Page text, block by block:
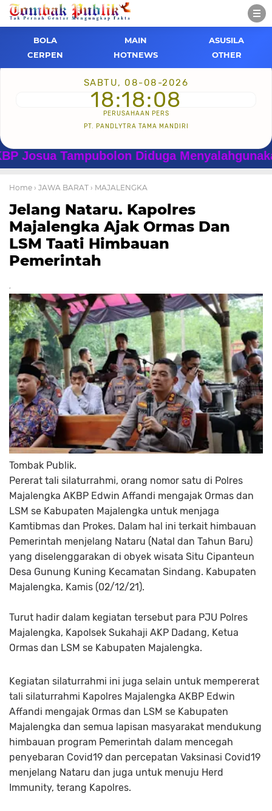
BOLA MAIN
ASUSILA
CERPEN
HOTNEWS OTHER
SABTU, 08-08-2026
18:18:09
PERUSAHAAN PERS
PT. PANDLYTRA TAMA MANDIRI
Tampubolon Diduga Menyalahgunakan
Home › JAWA BARAT › MAJALENGKA
Jelang Nataru. Kapolres
Majalengka Ajak Ormas Dan
LSM Taati Himbauan
Pemerintah
Tombak Publik.
Pererat tali silaturrahmi, orang nomor satu di Polres
Majalengka AKBP Edwin Affandi mengajak Ormas dan
LSM se Kabupaten Majalengka untuk menjaga
Kamtibmas dan Prokes. Dalam hal ini terkait himbauan
Pemerintah menjelang Nataru (Natal dan Tahun Baru)
yang diselenggarakan di obyek wisata Situ Cipanteun
Desa Gunung Kuning Kecamatan Sindang. Kabupaten
Majalengka, Kamis (02/12/21).
Turut hadir dalam kegiatan tersebut para PJU Polres
Majalengka, Kapolsek Sukahaji AKP Dadang, Ketua
Ormas dan LSM se Kabupaten Majalengka.
Kegiatan silaturrahmi ini juga selain untuk mempererat
tali silaturrahmi Kapolres Majalengka AKBP Edwin
Affandi mengajak Ormas dan LSM se Kabupaten
Majalengka dan semua lapisan masyarakat mendukung
himbauan program Pemerintah dalam mencegah
penyebaran Covid19 dan percepatan Vaksinasi Covid19
menjelang Nataru dan juga untuk menuju Herd
Immunity, terang Kapolres.